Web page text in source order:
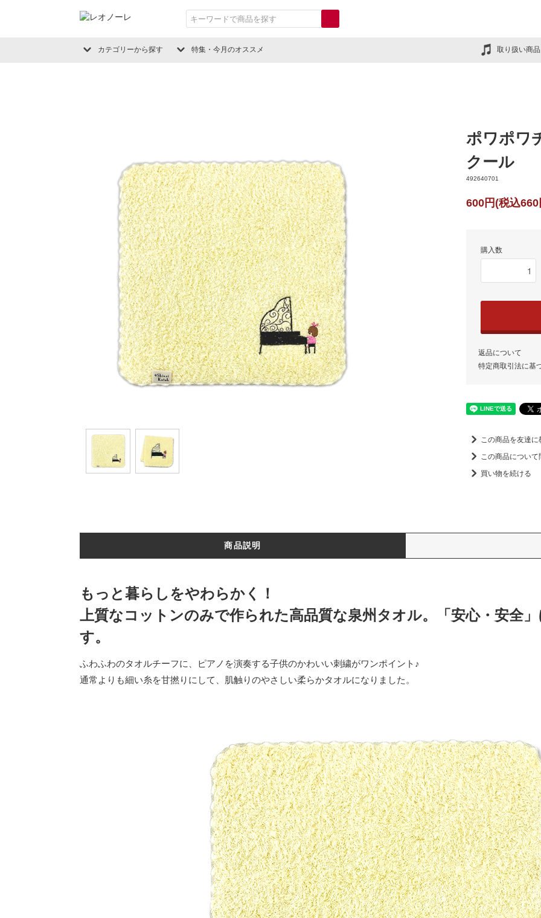
カテゴリーから探す 特集・今月のオススメ 取り扱い商品
ポワポワ
クール
492640701
600円(税込660
購入数
返品について
特定商取引法に基
この商品を友達に
この商品につい
買い物を続ける
商品説明
もっと暮らしをやわらかく！
上質なコットンのみで作られた高品質な泉州タオル。「安心・安全
す。
ふわふわのタオルチーフに、ピアノを演奏する子供のかわいい刺繍がワンポイント♪
通常よりも細い糸を甘撚りにして、肌触りのやさしい柔らかタオルになりました。